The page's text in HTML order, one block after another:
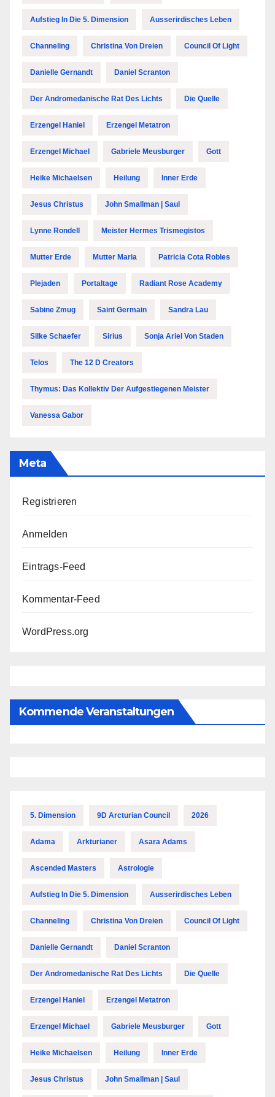
Aufstieg In Die 5. Dimension Ausserirdisches Leben
Channeling Christina Von Dreien Council Of Light
Danielle Gernandt Daniel Scranton
Der Andromedanische Rat Des Lichts Die Quelle
Erzengel Haniel Erzengel Metatron
Erzengel Michael Gabriele Meusburger Gott
Heike Michaelsen Heilung Inner Erde
Jesus Christus John Smallman | Saul
Lynne Rondell Meister Hermes Trismegistos
Mutter Erde Mutter Maria Patricia Cota Robles
Plejaden Portaltage Radiant Rose Academy
Sabine Zmug Saint Germain Sandra Lau
Silke Schaefer Sirius Sonja Ariel Von Staden
Telos The 12 D Creators
Thymus: Das Kollektiv Der Aufgestiegenen Meister
Vanessa Gabor
Meta
Registrieren
Anmelden
Eintrags-Feed
Kommentar-Feed
WordPress.org
Kommende Veranstaltungen
5. Dimension 9D Arcturian Council 2026
Adama Arkturianer Asara Adams
Ascended Masters Astrologie
Aufstieg In Die 5. Dimension Ausserirdisches Leben
Channeling Christina Von Dreien Council Of Light
Danielle Gernandt Daniel Scranton
Der Andromedanische Rat Des Lichts Die Quelle
Erzengel Haniel Erzengel Metatron
Erzengel Michael Gabriele Meusburger Gott
Heike Michaelsen Heilung Inner Erde
Jesus Christus John Smallman | Saul